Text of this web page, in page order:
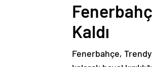
Kaldı
Fenerbahçe,